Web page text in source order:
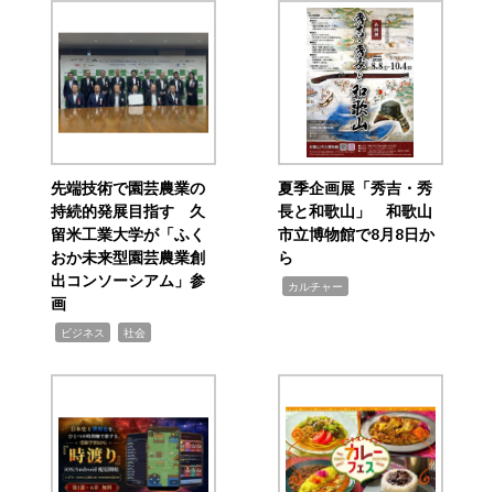
先端技術で園芸農業の
持続的発展目指す 久
留米工業大学が「ふく
おか未来型園芸農業創
出コンソーシアム」参
画
ビジネス 社会
夏季企画展「秀吉・秀
長と和歌山」 和歌山
市立博物館で8月8日か
ら
カルチャー